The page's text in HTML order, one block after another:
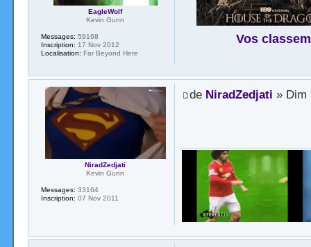
Vos
EagleWolf
Kevin Gunn
Messages: 59168
Inscription: 17 Nov 2012
Localisation: Far Beyond Here
de NiradZedjati » Dim
NiradZedjati
Kevin Gunn
Messages: 33164
Inscription: 07 Nov 2011